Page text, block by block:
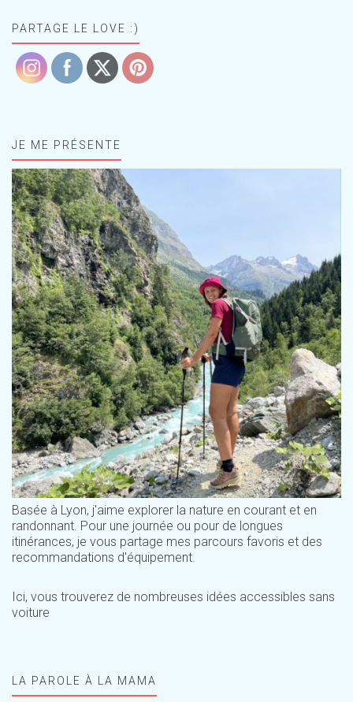
PARTAGE LE LOVE :)
JE ME PRÉSENTE
Basée à Lyon, j'aime explorer la nature en courant et en
randonnant. Pour une journée ou pour de longues
itinérances, je vous partage mes parcours favoris et des
recommandations d'équipement.
Ici, vous trouverez de nombreuses idées accessibles sans
voiture
LA PAROLE À LA MAMA